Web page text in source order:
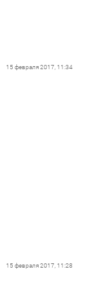
15 февраля 2017, 11:34
15 февраля 2017, 11:28